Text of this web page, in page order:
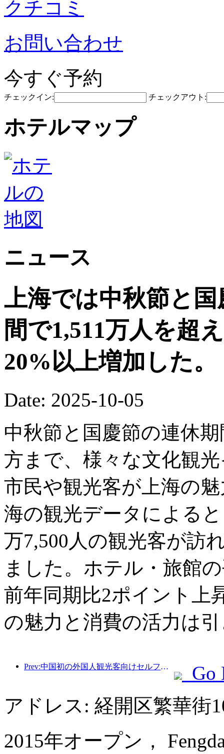
クチコミ
お問い合わせ
今すぐ予約
チェックイン: チェックアウト:
ホテルマップ
ニュース
上海では中秋節と
間で1,511万人を超
20%以上増加した。
Date: 2025-10-05
中秋節と国慶節の連休
方まで、様々な文化観
市民や観光客が上海の
海の観光データによる
万7,500人の観光客が訪
ました。ホテル・旅館
前年同期比2ポイント上
の魅力と消費の活力は
Prev:中国初の外国人観光客向けセルフサービス文化観光消費システムが上海で開始
Go
アドレス: 経開区繁華街
2015年オープン，